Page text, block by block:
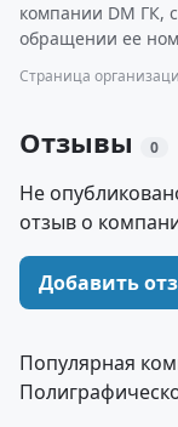
компании DM ГК,
обращении ее
Страница
Отзывы 0
Не
отзыв о
Добавить
Популярная